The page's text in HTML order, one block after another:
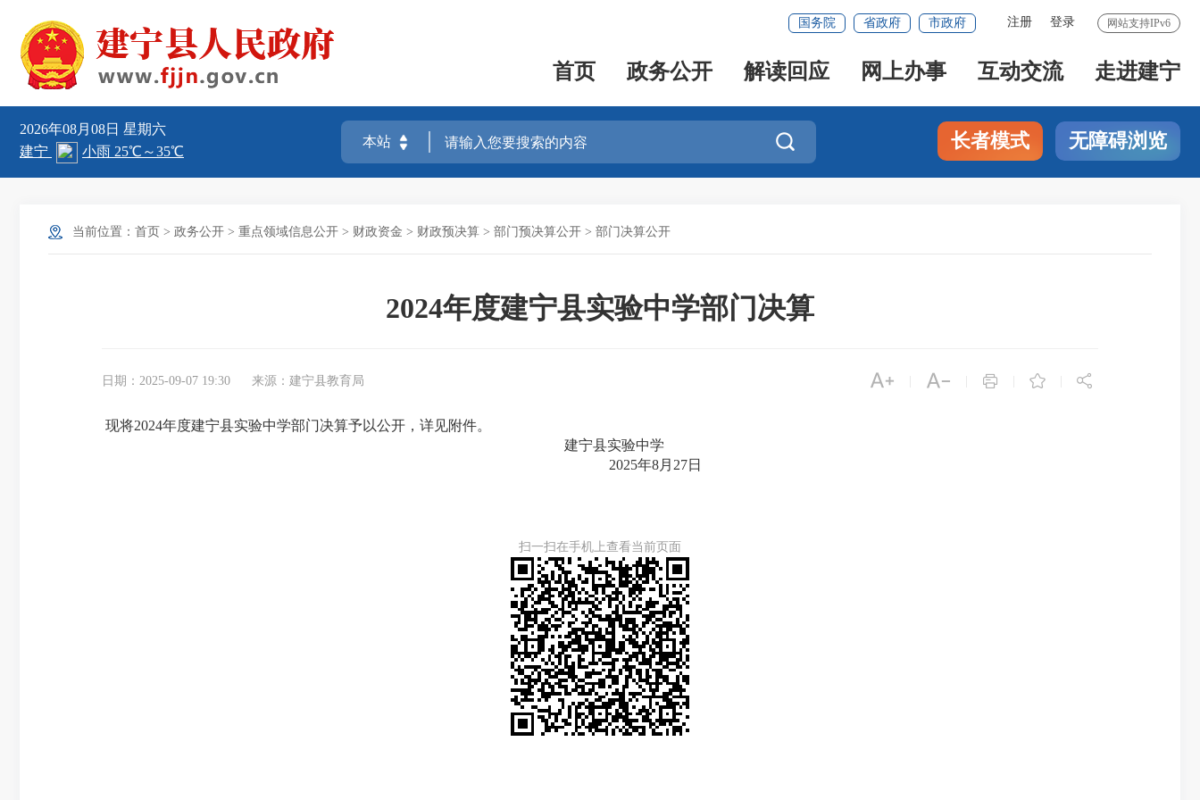
网站支持IPv6
注册 登录
国务院 省政府 市政府
首页 政务公开 解读回应 网上办事 互动交流 走进建宁
2026年08月08日 星期六
 长者模式 无障碍浏览
当前位置： 首页 > 政务公开 > 重点领域信息公开 > 财政资金 > 财政预决算 > 部门预决算公开 > 部门决算公开
2024年度建宁县实验中学部门决算
日期：2025-09-07 19:30 来源：建宁县教育局     
现将2024年度建宁县实验中学部门决算予以公开，详见附件。
建宁县实验中学
2025年8月27日
扫一扫在手机上查看当前页面